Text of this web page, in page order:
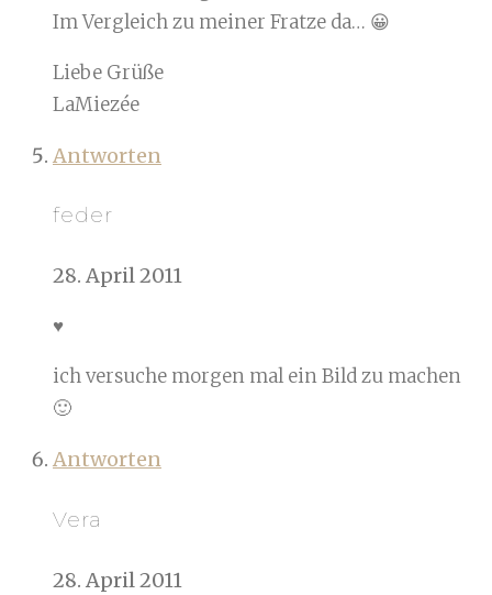
Im Vergleich zu meiner Fratze da… 😀
Liebe Grüße
LaMiezée
Antworten
feder
28. April 2011
♥
ich versuche morgen mal ein Bild zu machen
🙂
Antworten
Vera
28. April 2011